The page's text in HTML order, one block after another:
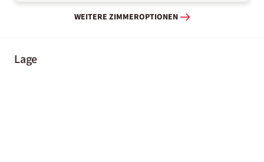
WEITERE ZIMMEROPTIONEN
Lage